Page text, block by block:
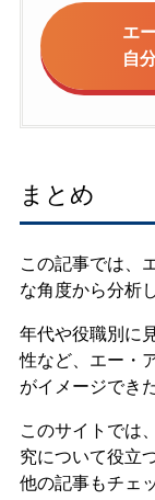
エ
自
まとめ
この記事では、
な角度から分析
年代や役職別に
性など、エー・
がイメージでき
このサイトでは
究について役立
他の記事もチェ